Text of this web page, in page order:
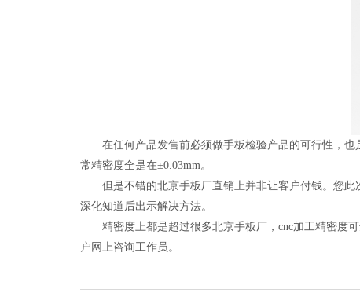
在任何产品发售前必须做手板检验产品的可行性，也
常精密度全是在±0.03mm。
但是不错的北京手板厂直销上并非让客户付钱。您此
深化知道后出示解决方法。
精密度上都是超过很多北京手板厂，cnc加工精密度可
户网上咨询工作员。